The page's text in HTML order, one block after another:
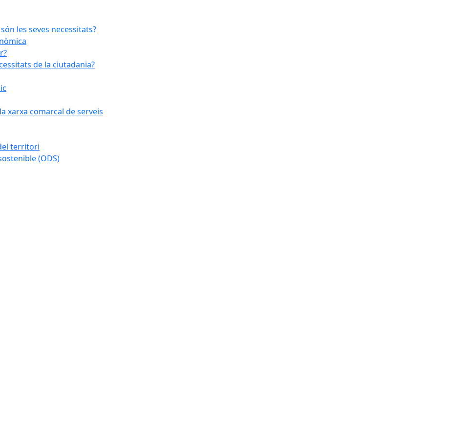
les seves necessitats?
de la ciutadania?
xarxa comarcal de serveis
territori
(ODS)